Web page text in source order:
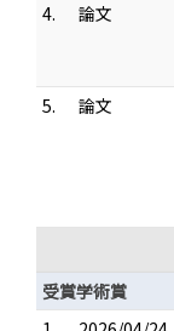
4.
論文
5.
論文
受賞学術賞